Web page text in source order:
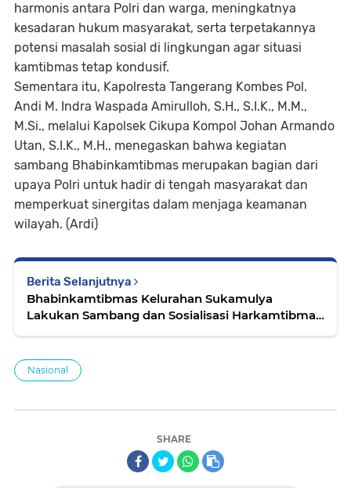
harmonis antara Polri dan warga, meningkatnya
kesadaran hukum masyarakat, serta terpetakannya
potensi masalah sosial di lingkungan agar situasi
kamtibmas tetap kondusif.
Sementara itu, Kapolresta Tangerang Kombes Pol.
Andi M. Indra Waspada Amirulloh, S.H., S.I.K., M.M.,
M.Si., melalui Kapolsek Cikupa Kompol Johan Armando
Utan, S.I.K., M.H., menegaskan bahwa kegiatan
sambang Bhabinkamtibmas merupakan bagian dari
upaya Polri untuk hadir di tengah masyarakat dan
memperkuat sinergitas dalam menjaga keamanan
wilayah. (Ardi)
Berita Selanjutnya
Bhabinkamtibmas Kelurahan Sukamulya
Lakukan Sambang dan Sosialisasi Harkamtibmas
Nasional
SHARE